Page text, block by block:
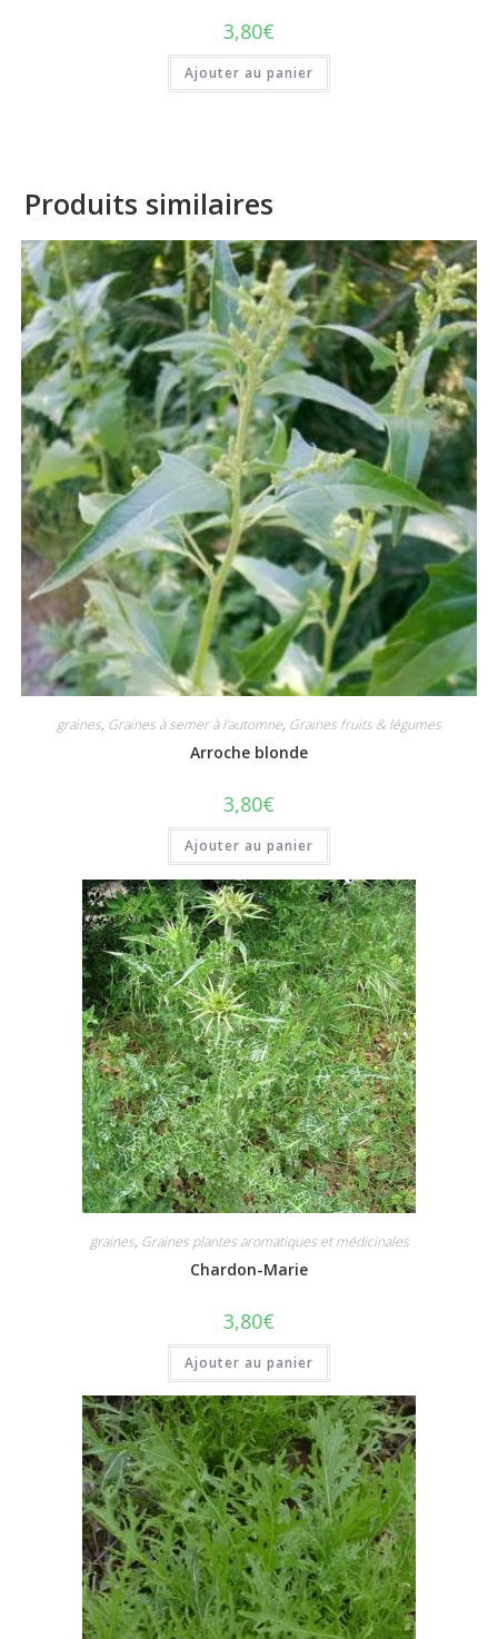
3,80€
Ajouter au panier
Produits similaires
graines, Graines à semer à l'automne, Graines fruits & légumes
Arroche blonde
3,80€
Ajouter au panier
graines, Graines plantes aromatiques et médicinales
Chardon-Marie
3,80€
Ajouter au panier